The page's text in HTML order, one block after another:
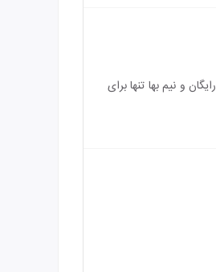
به ذکر است : اقامت رایگان و نیم بها تنها برای